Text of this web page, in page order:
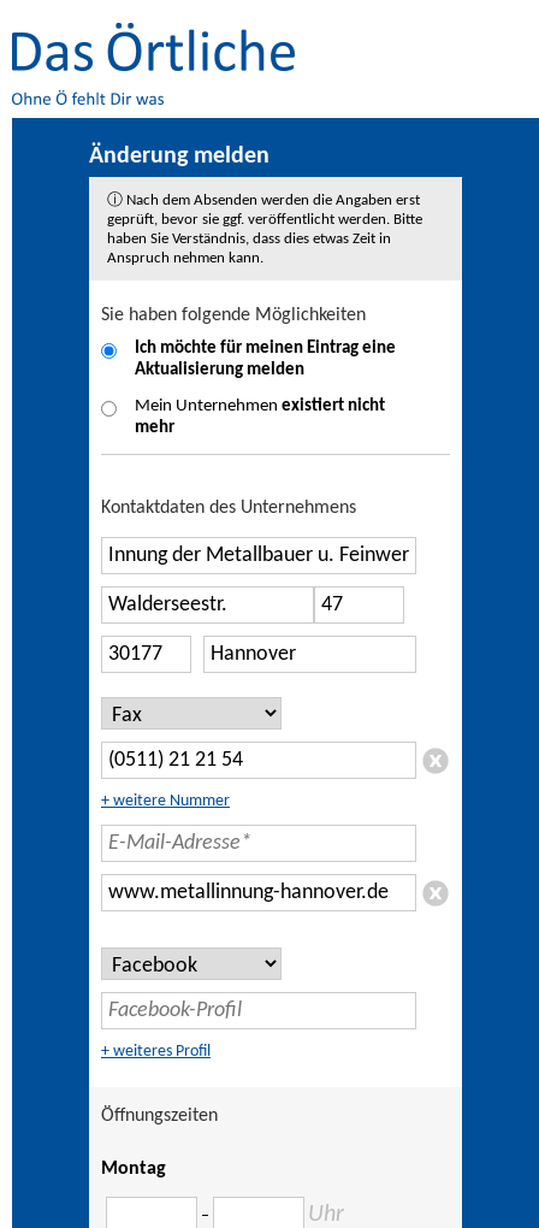
Änderung melden
ⓘ Nach dem Absenden werden die Angaben erst
geprüft, bevor sie ggf. veröffentlicht werden. Bitte
haben Sie Verständnis, dass dies etwas Zeit in
Anspruch nehmen kann.
Sie haben folgende Möglichkeiten
Ich möchte für meinen Eintrag eine
Aktualisierung melden
Mein Unternehmen existiert nicht
mehr
Kontaktdaten des Unternehmens
+ weitere Nummer
+ weiteres Profil
Öffnungszeiten
Montag
– Uhr